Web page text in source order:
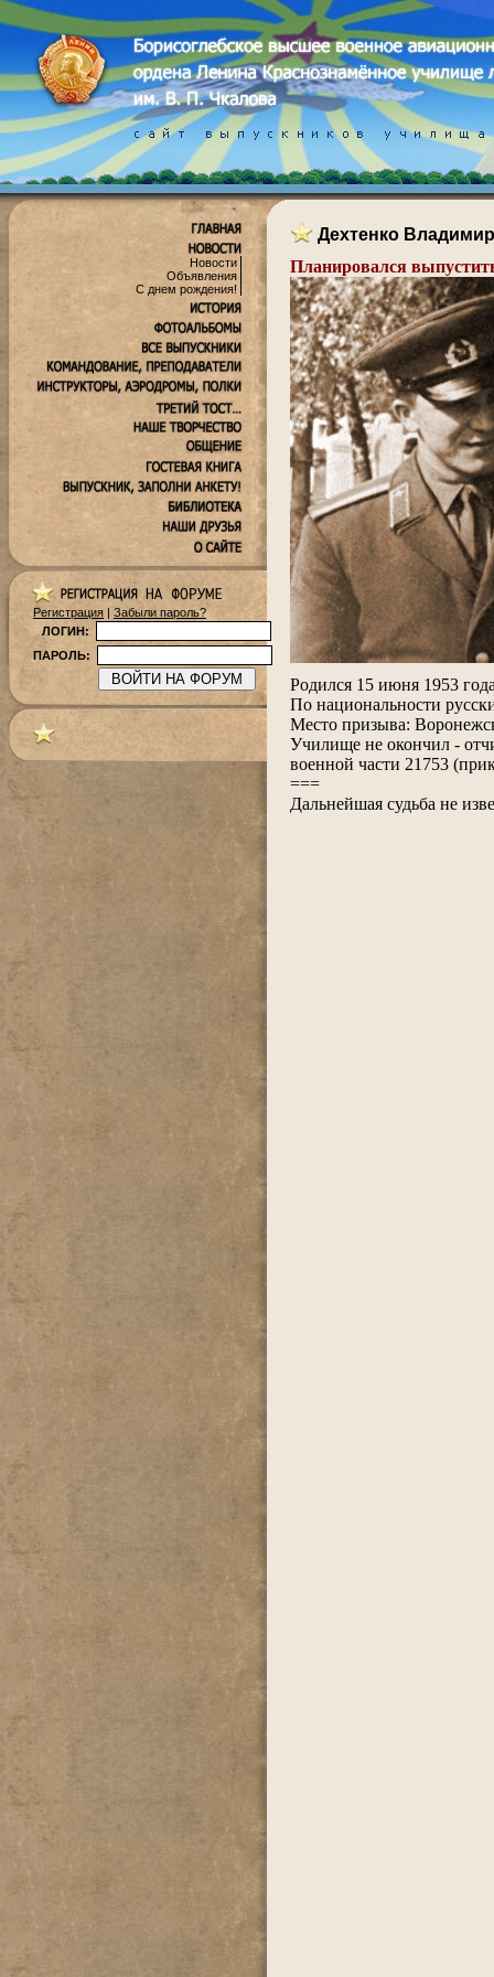
Новости
Объявления
С днем рождения!
Регистрация | Забыли пароль?
ЛОГИН:
ПАРОЛЬ:
Дехтенко
Планировался
Родился 15 июня 1953
По национальности
Место призыва:
Училище не окончил - о
военной части 21753
===
Дальнейшая судьба не